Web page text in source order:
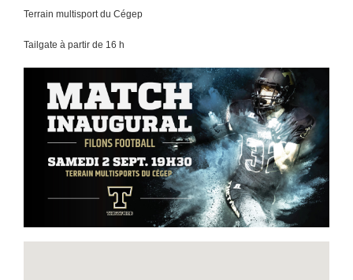
Terrain multisport du Cégep
Tailgate à partir de 16 h